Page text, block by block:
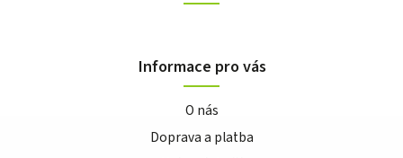
Informace pro vás
O nás
Doprava a platba